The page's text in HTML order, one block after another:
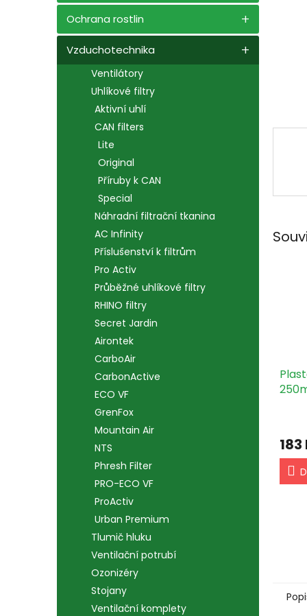
l
Ochrana rostlin
Vzduchotechnika
Ventilátory
Uhlíkové filtry
Aktivní uhlí
CAN filters
Lite
Original
Příruby k CAN
Special
Náhradní filtrační tkanina
AC Infinity
Příslušenství k filtrům
Pro Activ
Průběžné uhlíkové filtry
RHINO filtry
Secret Jardin
Airontek
CarboAir
CarbonActive
ECO VF
GrenFox
Mountain Air
NTS
Phresh Filter
PRO-ECO VF
ProActiv
Urban Premium
Tlumič hluku
Ventilační potrubí
Ozonizéry
Stojany
Ventilační komplety
183